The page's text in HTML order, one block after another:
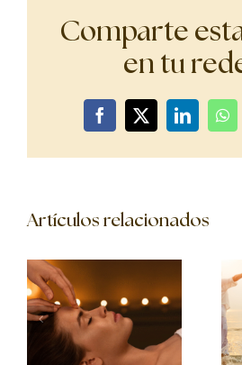
Comparte
en tu
Facebook
X LinkedIn
Artículos relacionados